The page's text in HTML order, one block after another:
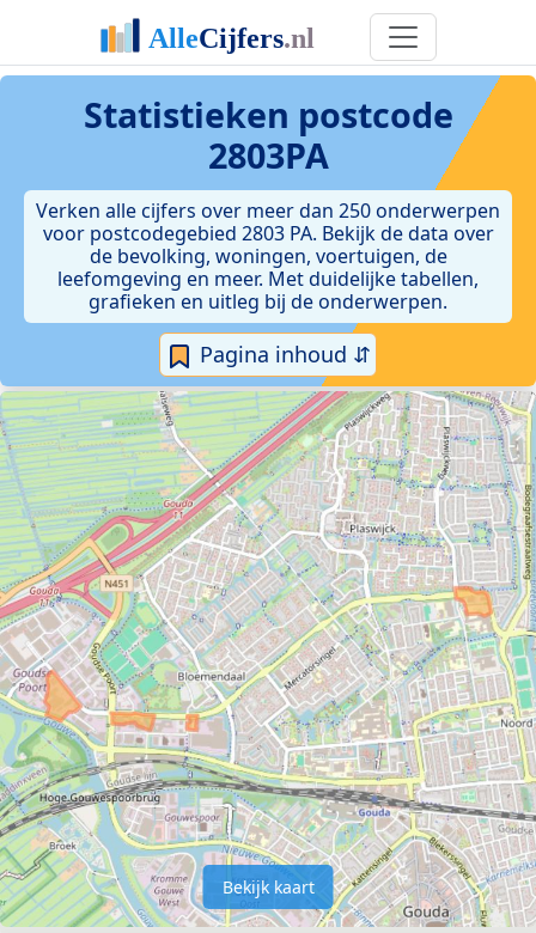
Statistieken postcode
2803PA
Verken alle cijfers over meer dan 250 onderwerpen
voor postcodegebied 2803 PA. Bekijk de data over
de bevolking, woningen, voertuigen, de
leefomgeving en meer. Met duidelijke tabellen,
grafieken en uitleg bij de onderwerpen.
Pagina inhoud ⇵
Bekijk kaart